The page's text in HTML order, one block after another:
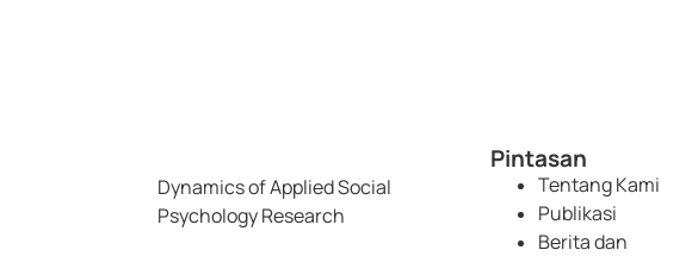
Dynamics of Applied Social
Psychology Research
Pintasan
Tentang Kami
Publikasi
Berita dan